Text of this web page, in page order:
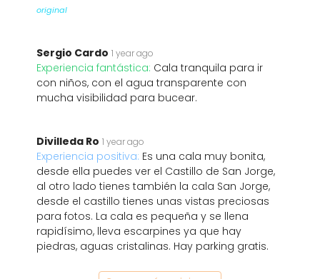
original
Sergio Cardo 1 year ago
Experiencia fantástica: Cala tranquila para ir
con niños, con el agua transparente con
mucha visibilidad para bucear.
Divilleda Ro 1 year ago
Experiencia positiva: Es una cala muy bonita,
desde ella puedes ver el Castillo de San Jorge,
al otro lado tienes también la cala San Jorge,
desde el castillo tienes unas vistas preciosas
para fotos. La cala es pequeña y se llena
rapidísimo, lleva escarpines ya que hay
piedras, aguas cristalinas. Hay parking gratis.